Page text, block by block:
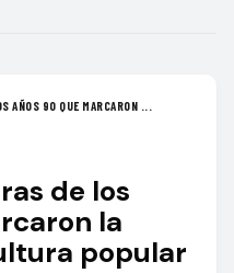
AÑOS 90 QUE MARCARON ...
de los
la
popular